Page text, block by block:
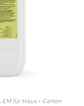
EM für Haus + Garten